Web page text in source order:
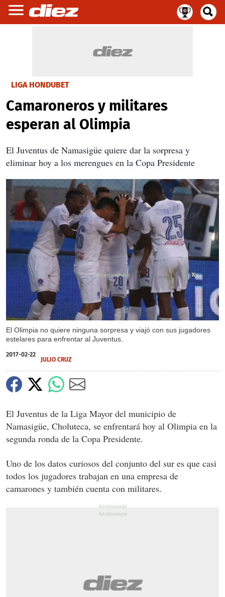
LIGA HONDUBET
Camaroneros y militares
esperan al Olimpia
El Juventus de Namasigüe quiere dar la sorpresa y
eliminar hoy a los merengues en la Copa Presidente
El Olimpia no quiere ninguna sorpresa y viajó con sus jugadores
estelares para enfrentar al Juventus.
X
X
2017-02-22
JULIO CRUZ
El Juventus de la Liga Mayor del municipio de
Namasigüe, Choluteca, se enfrentará hoy al Olimpia en la
segunda ronda de la Copa Presidente.
Uno de los datos curiosos del conjunto del sur es que casi
todos los jugadores trabajan en una empresa de
camarones y también cuenta con militares.